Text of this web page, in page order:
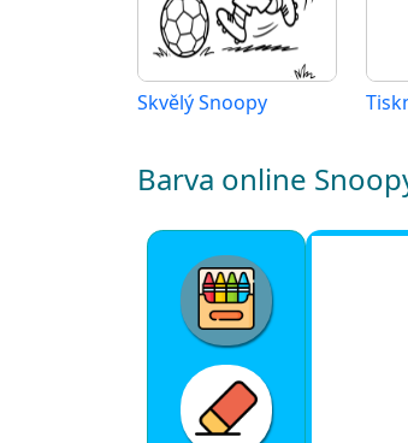
Skvělý Snoopy
Barva online